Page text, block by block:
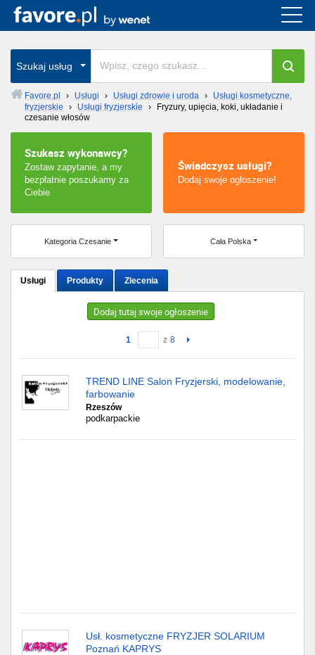
Szukaj usług
Favore.pl › Usługi › Usługi zdrowie i uroda ›
Usługi kosmetyczne,
fryzjerskie
› Usługi fryzjerskie ›
Fryzury, upięcia, koki, układanie i
czesanie włosów
Szukasz wykonawcy?
Zostaw zapytanie, a my
bezpłatnie poszukamy za
Ciebie
Świadczysz usługi?
Dodaj swoje ogłoszenie!
Kategoria Czesanie Cała Polska
Usługi Produkty Zlecenia
Dodaj tutaj swoje ogłoszenie
1 z 8
TREND LINE Salon Fryzjerski, modelowanie,
farbowanie
Rzeszów
podkarpackie
Usł. kosmetyczne FRYZJER SOLARIUM
Poznań KAPRYS
Cała Polska
wszystkie w całym kraju
Warszawa
Wrocław
Kraków
Poznań
Katowice
Chorzów
Lublin
Częstochowa